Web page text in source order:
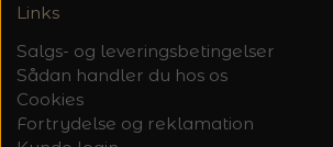
Links
Salgs- og leveringsbetingelser
Sådan handler du hos os
Cookies
Fortrydelse og reklamation